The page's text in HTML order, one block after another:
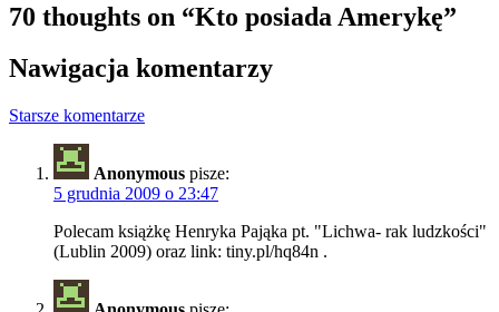
70 thoughts on “Kto posiada Amerykę”
Nawigacja komentarzy
Starsze komentarze
Anonymous pisze:
5 grudnia 2009 o 23:47
Polecam książkę Henryka Pająka pt. "Lichwa- rak ludzkości"
(Lublin 2009) oraz link: tiny.pl/hq84n .